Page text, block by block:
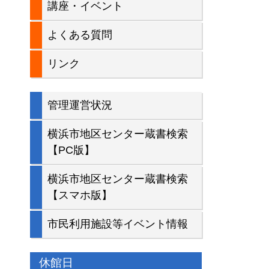
バ
講座・イベント
よくある質問
リンク
管理運営状況
横浜市地区センター蔵書検索
【PC版】
横浜市地区センター蔵書検索
【スマホ版】
市民利用施設等イベント情報
休館日